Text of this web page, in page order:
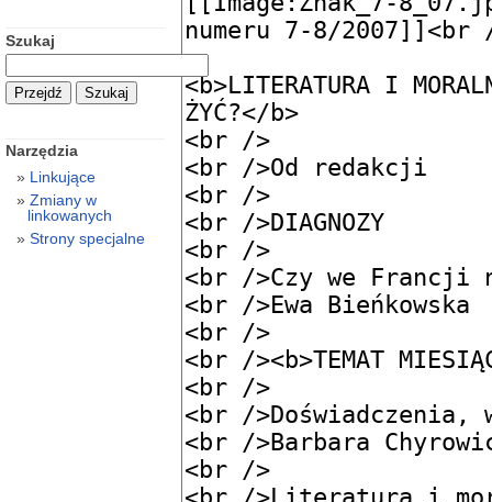
Szukaj
Narzędzia
Linkujące
Zmiany w
linkowanych
Strony specjalne